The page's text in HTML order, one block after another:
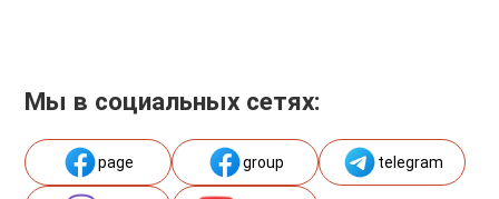
Мы в социальных сетях:
page group telegram